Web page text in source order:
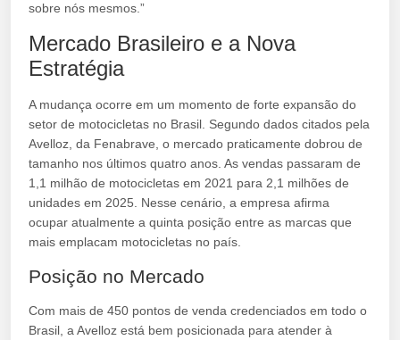
sobre nós mesmos.”
Mercado Brasileiro e a Nova
Estratégia
A mudança ocorre em um momento de forte expansão do
setor de motocicletas no Brasil. Segundo dados citados pela
Avelloz, da Fenabrave, o mercado praticamente dobrou de
tamanho nos últimos quatro anos. As vendas passaram de
1,1 milhão de motocicletas em 2021 para 2,1 milhões de
unidades em 2025. Nesse cenário, a empresa afirma
ocupar atualmente a quinta posição entre as marcas que
mais emplacam motocicletas no país.
Posição no Mercado
Com mais de 450 pontos de venda credenciados em todo o
Brasil, a Avelloz está bem posicionada para atender à